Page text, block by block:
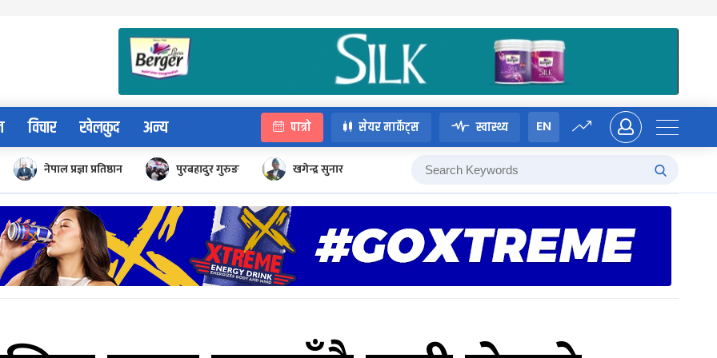
विचार खेलकुद अन्य पात्रो सेयर मार्केट्स स्वास्थ्य EN
नेपाल प्रज्ञा प्रतिष्ठान पुरबहादुर गुरुङ खगेन्द्र सुनार